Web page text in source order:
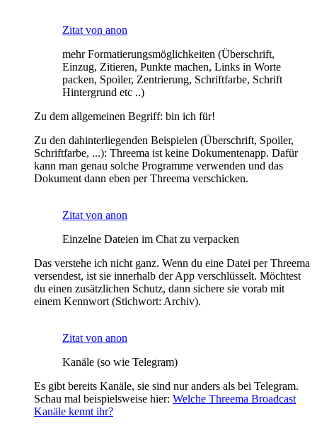
Zitat von anon
mehr Formatierungsmöglichkeiten (Überschrift,
Einzug, Zitieren, Punkte machen, Links in Worte
packen, Spoiler, Zentrierung, Schriftfarbe, Schrift
Hintergrund etc ..)
Zu dem allgemeinen Begriff: bin ich für!
Zu den dahinterliegenden Beispielen (Überschrift, Spoiler,
Schriftfarbe, ...): Threema ist keine Dokumentenapp. Dafür
kann man genau solche Programme verwenden und das
Dokument dann eben per Threema verschicken.
Zitat von anon
Einzelne Dateien im Chat zu verpacken
Das verstehe ich nicht ganz. Wenn du eine Datei per Threema
versendest, ist sie innerhalb der App verschlüsselt. Möchtest
du einen zusätzlichen Schutz, dann sichere sie vorab mit
einem Kennwort (Stichwort: Archiv).
Zitat von anon
Kanäle (so wie Telegram)
Es gibt bereits Kanäle, sie sind nur anders als bei Telegram.
Schau mal beispielsweise hier: Welche Threema Broadcast
Kanäle kennt ihr?